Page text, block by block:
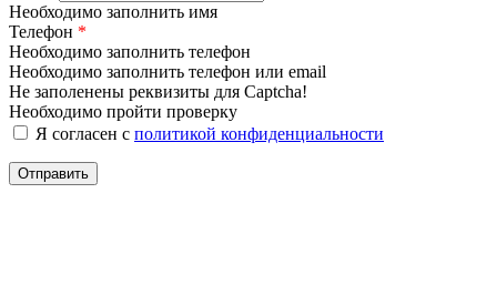
Необходимо заполнить имя
Телефон *
Необходимо заполнить телефон
Необходимо заполнить телефон или email
Не заполенены реквизиты для Captcha!
Необходимо пройти проверку
Я согласен с политикой конфиденциальности
Отправить